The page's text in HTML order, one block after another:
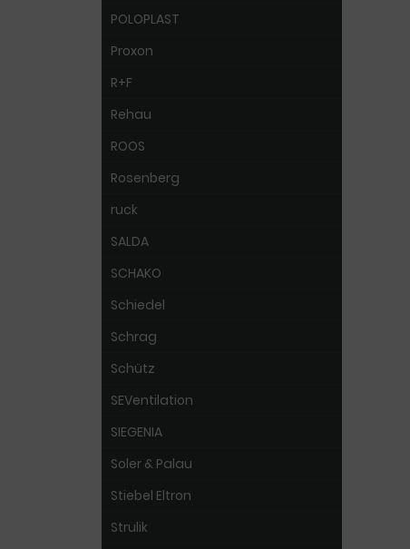
POLOPLAST
Proxon
R+F
Rehau
ROOS
Rosenberg
ruck
SALDA
SCHAKO
Schiedel
Schrag
Schütz
SEVentilation
SIEGENIA
Soler & Palau
Stiebel Eltron
Strulik